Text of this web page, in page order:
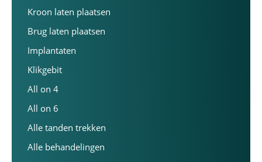
Kroon laten plaatsen
Brug laten plaatsen
Implantaten
Klikgebit
All on 4
All on 6
Alle tanden trekken
Alle behandelingen